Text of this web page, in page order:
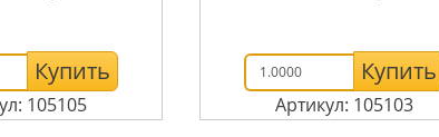
Купить
105105
Купить
Артикул: 105103